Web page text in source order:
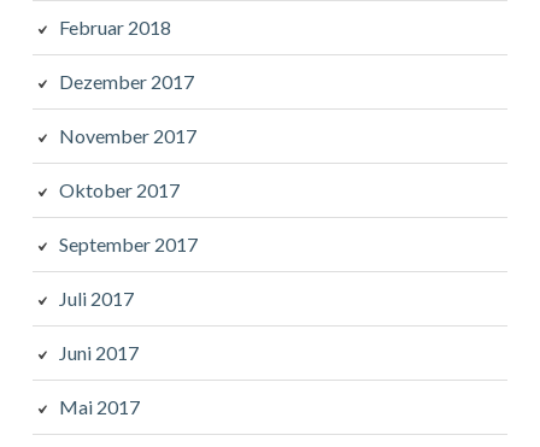
Februar 2018
Dezember 2017
November 2017
Oktober 2017
September 2017
Juli 2017
Juni 2017
Mai 2017